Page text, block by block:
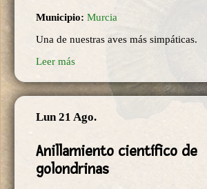
Municipio: Murcia
Una de nuestras aves más simpáticas.
Leer más
Lun 21 Ago.
Anillamiento científico de
golondrinas